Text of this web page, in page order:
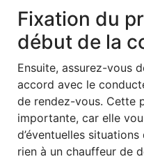
Fixation du
début de la
Ensuite, assurez-vous
accord avec le
de rendez-vous. Cette
importante, car elle
d’éventuelles
rien à un chauffeur de